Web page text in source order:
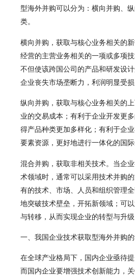
型海外并购可以分为：横向并购、
类。
横向并购 ，获取与核心业务相关的
经营的主营业务相关的一项或多项
不但使该跨国公司的产品和研发设
企业丧失市场垄断力，利润明显受损
纵向并购， 获取与核心业务相关的
业的交易成本；有利于企业开发更
得产品种类更加多样化；有利于企
要素资源，更好地进行一体化的国际
混合并购， 获取非相关技术。当企
术领域时，通常可以采用技术并购
有的技术、市场、人员和组织管理
地突破技术壁垒，开拓新领域；可
与转移，从而实现企业的转型与升级
一、我国企业技术获取型海外并购
在全球产业格局下，国内企业亟待提
而国内企业要增强技术创新能力，